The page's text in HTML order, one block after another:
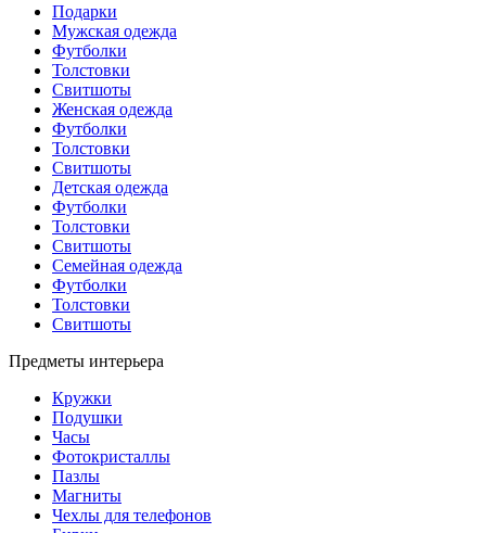
Подарки
Мужская одежда
Футболки
Толстовки
Свитшоты
Женская одежда
Футболки
Толстовки
Свитшоты
Детская одежда
Футболки
Толстовки
Свитшоты
Семейная одежда
Футболки
Толстовки
Свитшоты
Предметы интерьера
Кружки
Подушки
Часы
Фотокристаллы
Пазлы
Магниты
Чехлы для телефонов